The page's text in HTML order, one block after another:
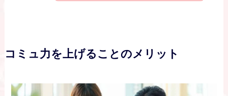
コミュ力を上げることのメリット